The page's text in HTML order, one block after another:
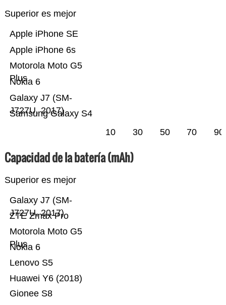
Superior es mejor
Samsung Galaxy S4
Galaxy J7 (SM-
J727U, 2017)
Nokia 6
Motorola Moto G5
Plus
Apple iPhone 6s
Apple iPhone SE
10 30 50 70 90
Capacidad de la batería (mAh)
Superior es mejor
Gionee S8
Huawei Y6 (2018)
Lenovo S5
Nokia 6
Motorola Moto G5
Plus
ZTE Zmax Pro
Galaxy J7 (SM-
J727U, 2017)